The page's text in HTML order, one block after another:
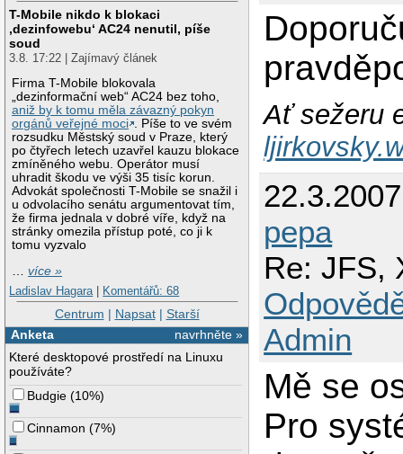
T-Mobile nikdo k blokaci
‚dezinfowebu‘ AC24 nenutil, píše
soud
3.8. 17:22 | Zajímavý článek
Firma T-Mobile blokovala
„dezinformační web“ AC24 bez toho,
aniž by k tomu měla závazný pokyn
orgánů veřejné moci . Píše to ve svém
rozsudku Městský soud v Praze, který
po čtyřech letech uzavřel kauzu blokace
zmíněného webu. Operátor musí
uhradit škodu ve výši 35 tisíc korun.
Advokát společnosti T-Mobile se snažil i
u odvolacího senátu argumentovat tím,
že firma jednala v dobré víře, když na
stránky omezila přístup poté, co ji k
tomu vyzvalo
…více »
Ladislav Hagara | Komentářů: 68
Centrum | Napsat| Starší
navrhněte »
Anketa
Které desktopové prostředí na Linuxu
používáte?
Budgie (10%)
Cinnamon (7%)
Ať sežeru
pepa
Re: JFS,
Admin
Mě se
Pro